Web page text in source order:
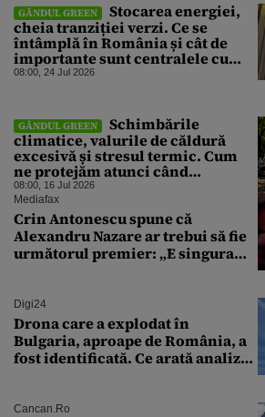
GÂNDUL GREEN
Stocarea energiei,
cheia tranziției verzi. Ce se
întâmplă în România și cât de
importante sunt centralele cu
acumulare prin pompaj
08:00, 24 Jul 2026
GÂNDUL GREEN
Schimbările
climatice, valurile de căldură
excesivă și stresul termic. Cum
ne protejăm atunci când
temperaturile devin periculoase
08:00, 16 Jul 2026
Mediafax
Crin Antonescu spune că
Alexandru Nazare ar trebui să fie
următorul premier: „E singura
Digi24
Drona care a explodat în
Bulgaria, aproape de România, a
fost identificată. Ce arată analiza
Cancan.ro